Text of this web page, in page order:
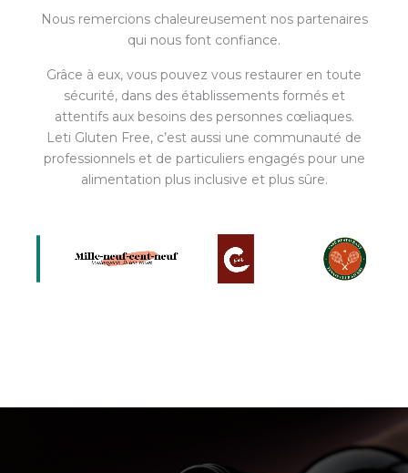
Nous remercions chaleureusement nos partenaires
qui nous font confiance.
Grâce à eux, vous pouvez vous restaurer en toute
sécurité, dans des établissements formés et
attentifs aux besoins des personnes cœliaques.
Leti Gluten Free, c’est aussi une communauté de
professionnels et de particuliers engagés pour une
alimentation plus inclusive et plus sûre.